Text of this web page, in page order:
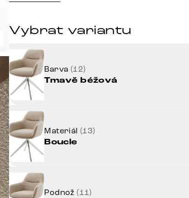
Vybrat variantu
Barva (12)
Tmavě béžová
Materiál (13)
Boucle
Podnož(11)